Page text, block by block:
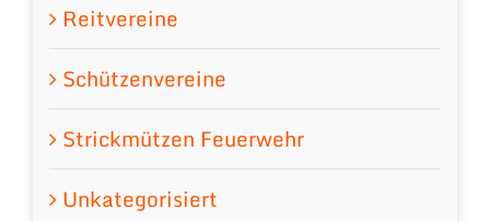
Reitvereine
Schützenvereine
Strickmützen Feuerwehr
Unkategorisiert